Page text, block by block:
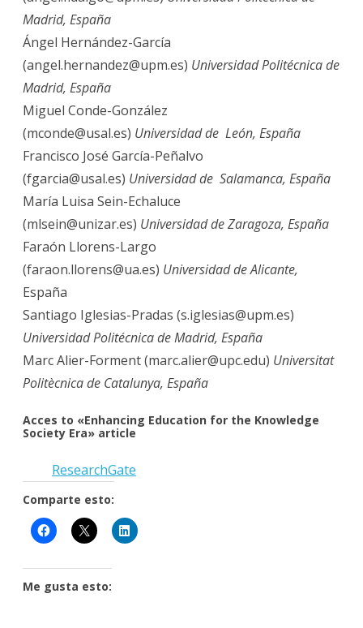
Madrid, España
Ángel Hernández-García
(angel.hernandez@upm.es) Universidad Politécnica de
Madrid, España
Miguel Conde-González
(mconde@usal.es) Universidad de León, España
Francisco José García-Peñalvo
(fgarcia@usal.es) Universidad de Salamanca, España
María Luisa Sein-Echaluce
(mlsein@unizar.es) Universidad de Zaragoza, España
Faraón Llorens-Largo
(faraon.llorens@ua.es) Universidad de Alicante,
España
Santiago Iglesias-Pradas (s.iglesias@upm.es)
Universidad Politécnica de Madrid, España
Marc Alier-Forment (marc.alier@upc.edu) Universitat
Politècnica de Catalunya, España
Acces to «Enhancing Education for the Knowledge
Society Era» article
ResearchGate
Comparte esto:
Me gusta esto: